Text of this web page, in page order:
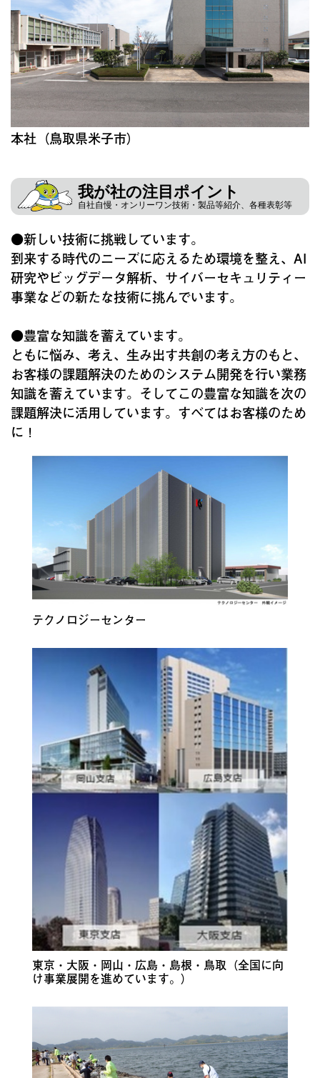
本社（鳥取県米子市）
我が社の注目ポイント
自社自慢・オンリーワン技術・製品等紹介、各種表彰等
●新しい技術に挑戦しています。
到来する時代のニーズに応えるため環境を整え、AI
研究やビッグデータ解析、サイバーセキュリティー
事業などの新たな技術に挑んでいます。
●豊富な知識を蓄えています。
ともに悩み、考え、生み出す共創の考え方のもと、
お客様の課題解決のためのシステム開発を行い業務
知識を蓄えています。そしてこの豊富な知識を次の
課題解決に活用しています。すべてはお客様のため
に！
テクノロジーセンター
東京・大阪・岡山・広島・島根・鳥取（全国に向
け事業展開を進めています。）